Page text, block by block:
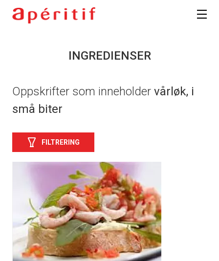
INGREDIENSER
Oppskrifter som inneholder vårløk, i
små biter
FILTRERING